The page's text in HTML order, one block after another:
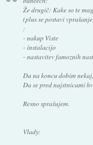
Že drugič: Kake so te
(plus se postavi
:
- nakup Viste
- instalacijo
- nastavitev famoznih
Da na koncu dobim
Da se pred najstnicami
Resno sprašujem.
Vlady: